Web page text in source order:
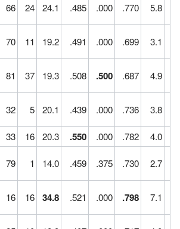
66 24 24.1 .485 .000 .770 5.8
70 11 19.2 .491 .000 .699 3.1
81 37 19.3 .508 .500 .687 4.9
32 5 20.1 .439 .000 .736 3.8
33 16 20.3 .550 .000 .782 4.0
79 1 14.0 .459 .375 .730 2.7
16 16 34.8 .521 .000 .798 7.1